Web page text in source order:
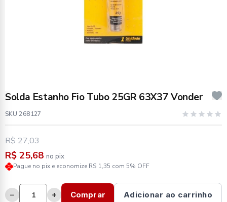
Solda Estanho Fio Tubo 25GR 63X37 Vonder
SKU 268127
R$ 27,03
R$ 25,68 no pix
Pague no pix e economize R$ 1,35 com 5% OFF
− + Comprar Adicionar ao carrinho